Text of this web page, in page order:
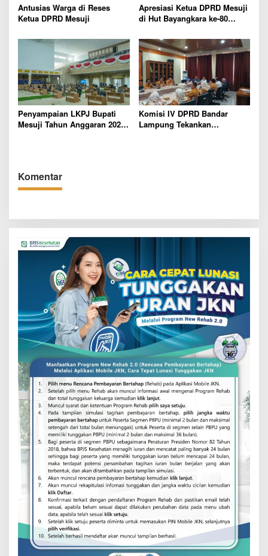
Antusias Warga di Reses
Ketua DPRD Mesuji
Apresiasi Ketua DPRD Mesuji
di Hut Bayangkara ke-80
Penyampaian LKPJ Bupati
Mesuji Tahun Anggaran 2025
Komisi IV DPRD Bandar
Lampung Tekankan
Komentar